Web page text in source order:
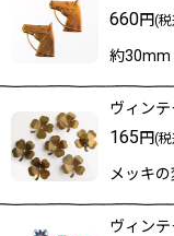
660円(税
約30mm
ヴィン
165円(税
メッキ
ヴィン